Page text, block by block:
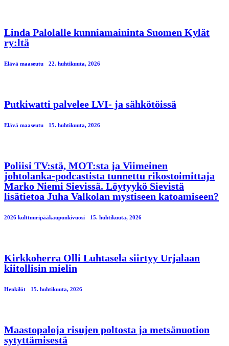
Linda Palolalle kunniamaininta Suomen Kylät
ry:ltä
Elävä maaseutu 22. huhtikuuta, 2026
Putkiwatti palvelee LVI- ja sähkötöissä
Elävä maaseutu 15. huhtikuuta, 2026
Poliisi TV:stä, MOT:sta ja Viimeinen
johtolanka-podcastista tunnettu rikostoimittaja
Marko Niemi Sievissä. Löytyykö Sievistä
lisätietoa Juha Valkolan mystiseen katoamiseen?
2026 kulttuuripääkaupunkivuosi 15. huhtikuuta, 2026
Kirkkoherra Olli Luhtasela siirtyy Urjalaan
kiitollisin mielin
Henkilöt 15. huhtikuuta, 2026
Maastopaloja risujen poltosta ja metsänuotion
sytyttämisestä